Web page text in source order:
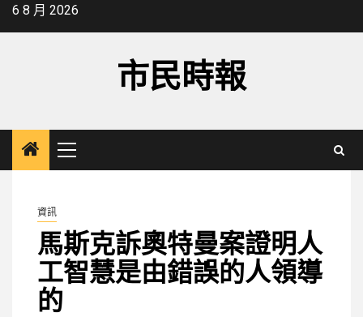
Skip6 8 月 2026
市民時報
Primary
Menu
資訊
馬斯克訴奧特曼案證明人
工智慧是由錯誤的人領導
的